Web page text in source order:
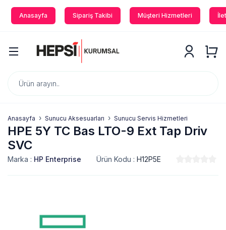
Anasayfa Sipariş Takibi Müşteri Hizmetleri
Anasayfa Sunucu Aksesuarları Sunucu Servis Hizmetleri
HPE 5Y TC Bas LTO-9 Ext Tap Driv
SVC
Marka : HP Enterprise Ürün Kodu : H12P5E